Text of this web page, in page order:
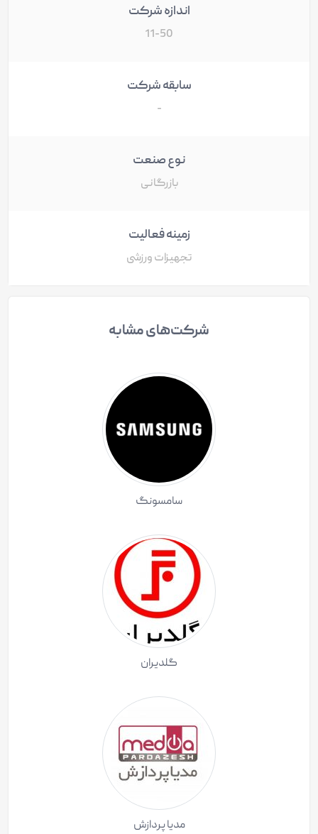
اندازه شرکت
11-50
سابقه شرکت
-
نوع صنعت
بازرگانی
زمینه فعالیت
تجهیزات ورزشی
شرکت‌های مشابه
سامسونگ
گلدیران
مدیا پردازش